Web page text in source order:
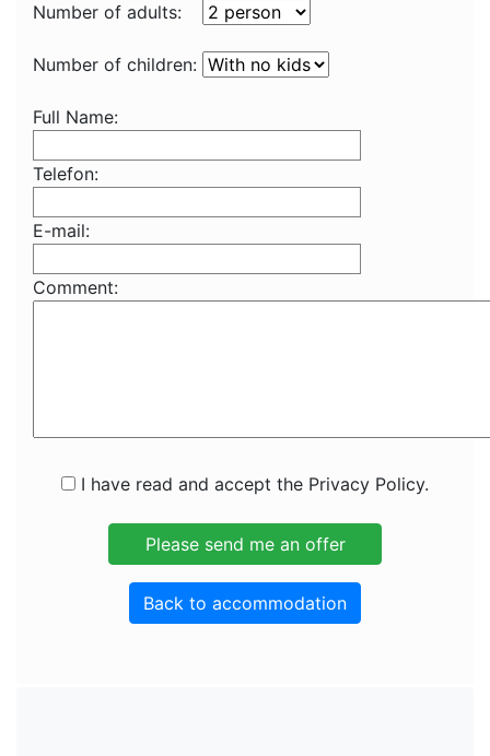
Number of adults:
Number of children:
Full Name:
Telefon:
E-mail:
Comment:
I have read and accept the Privacy Policy.
Back to accommodation